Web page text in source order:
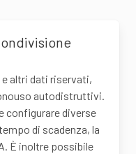
altri dati riservati,
autodistruttivi.
configurare diverse
di scadenza, la
È inoltre possibile